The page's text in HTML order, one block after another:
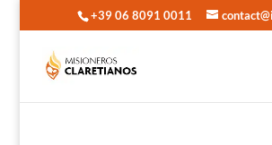
+39 06 8091 0011